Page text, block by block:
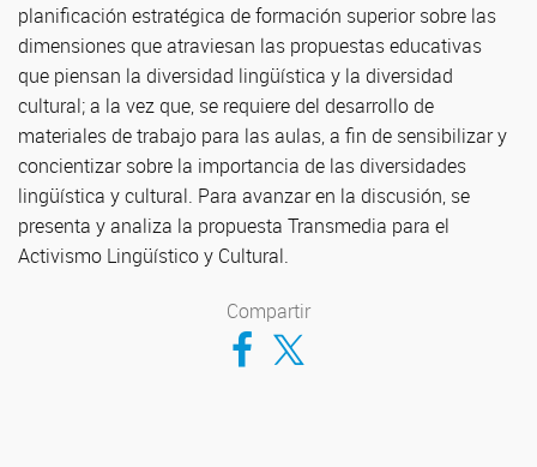
planificación estratégica de formación superior sobre las
dimensiones que atraviesan las propuestas educativas
que piensan la diversidad lingüística y la diversidad
cultural; a la vez que, se requiere del desarrollo de
materiales de trabajo para las aulas, a fin de sensibilizar y
concientizar sobre la importancia de las diversidades
lingüística y cultural. Para avanzar en la discusión, se
presenta y analiza la propuesta Transmedia para el
Activismo Lingüístico y Cultural.
Compartir
Compartir en Facebook
Compartir en Twitter